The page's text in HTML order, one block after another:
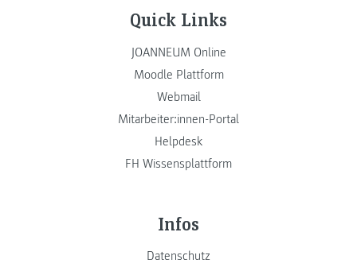
Quick Links
JOANNEUM Online
Moodle Plattform
Webmail
Mitarbeiter:innen-Portal
Helpdesk
FH Wissensplattform
Infos
Datenschutz